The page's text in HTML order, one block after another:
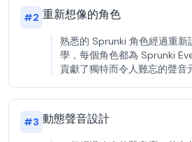
#2 重新想像的角色
熟悉的 Sprunki 角色經過重新
學，每個角色都為 Sprunki
貢獻了獨特而令人難忘的聲音
#3 動態聲音設計